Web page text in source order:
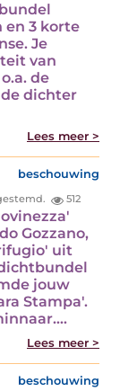
en 3 korte
Je
van
de
dichter
Lees meer >
beschouwing
512
Gozzano,
uit
jouw
Stampa'.
Lees meer >
beschouwing